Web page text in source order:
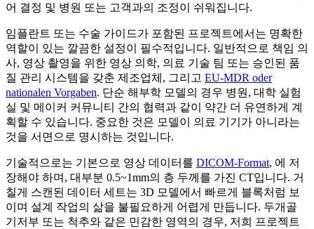
어 결정 및 병원 또는 고객과의 조정이 쉬워집니다.
임플란트 또는 수술 가이드가 포함된 프로젝트에서는 명확한
역할이 있는 깔끔한 설정이 필수적입니다. 일반적으로 책임 의
사, 영상 촬영을 위한 영상 의학, 의료 기술 팀 또는 승인된 품
질 관리 시스템을 갖춘 제조업체, 그리고 EU-MDR oder
nationalen Vorgaben. 단순 해부학 모델의 경우 병원, 대학 실험
실 및 메이커 커뮤니티 간의 협력과 같이 약간 더 유연하게 계
획할 수 있습니다. 중요한 것은 모델이 의료 기기가 아니라는
것을 서면으로 명시하는 것입니다.
기술적으로는 기본으로 영상 데이터를 DICOM-Format, 에 저
장해야 하며, 대부분 0.5~1mm의 층 두께를 가진 CT입니다. 거
칠게 스캔된 데이터 세트는 3D 모델에서 빠르게 블록처럼 보
이며 설계 작업의 삶을 불필요하게 어렵게 만듭니다. 두개골
기저부 또는 척추와 같은 민감한 영역의 경우, 저희 프로젝트